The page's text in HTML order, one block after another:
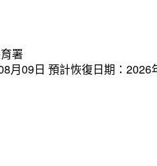
署
月09日 預計恢復日期：2026